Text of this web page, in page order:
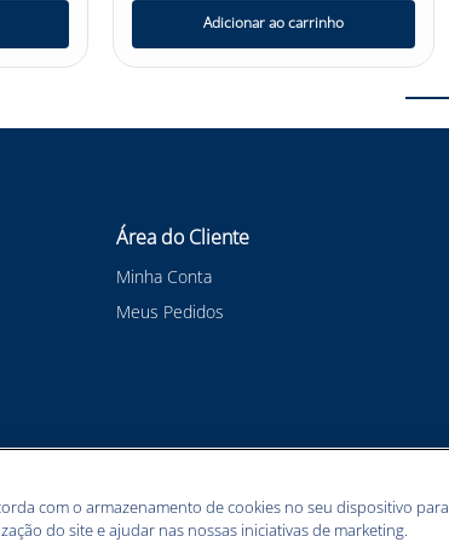
Adicionar ao carrinho
Área do Cliente
Minha Conta
Meus Pedidos
com o armazenamento de cookies no seu dispositivo para
do site e ajudar nas nossas iniciativas de marketing.